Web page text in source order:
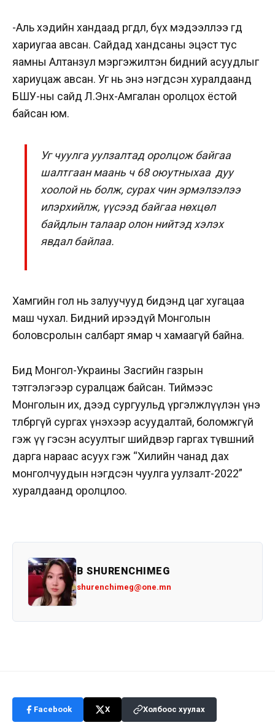
-Аль хэдийн хандаад өргөдөл, бүх мэдээллээ өгөөд
хариугаа авсан. Сайдад хандсаны эцэст тус
яамны Алтанзул мэргэжилтэн бидний асуудлыг
хариуцаж авсан. Уг нь энэ нэгдсэн хуралдаанд
БШУ-ны сайд Л.Энх-Амгалан оролцох ёстой
байсан юм.
Уг чуулга уулзалтад оролцож байгаа
шалтгаан маань ч 68 оюутныхаа дуу
хоолой нь болж, сурах чин эрмэлзэлээ
илэрхийлж, үүсээд байгаа нөхцөл
байдлын талаар олон нийтэд хэлэх
явдал байлаа.
Хамгийн гол нь залуучууд бидэнд цаг хугацаа
маш чухал. Бидний ирээдүй Монголын
боловсролын салбарт ямар ч хамаагүй байна.
Бид Монгол-Украины Засгийн газрын
тэтгэлэгээр суралцаж байсан. Тиймээс
Монголын их, дээд сургуульд үргэлжлүүлэн үнэ
төлбөргүй сургах үнэхээр асуудалтай, боломжгүй
гэж үү гэсэн асуултыг шийдвэр гаргах түвшний
дарга нараас асуух гэж “Хилийн чанад дах
монголчуудын нэгдсэн чуулга уулзалт-2022”
хуралдаанд оролцлоо.
B SHURENCHIMEG
shurenchimeg@one.mn
Facebook X Холбоос хуулах